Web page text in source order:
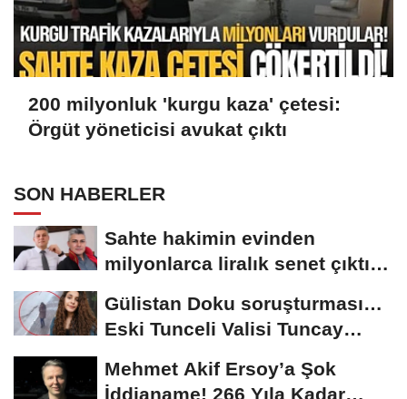
200 milyonluk 'kurgu kaza' çetesi:
Örgüt yöneticisi avukat çıktı
SON HABERLER
Sahte hakimin evinden
milyonlarca liralık senet çıktı:
Gülistan Doku soruşturması…
Eski Tunceli Valisi Tuncay
Mehmet Akif Ersoy’a Şok
İddianame! 266 Yıla Kadar